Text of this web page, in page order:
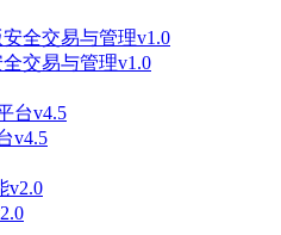
全交易与管理v1.0
v4.5